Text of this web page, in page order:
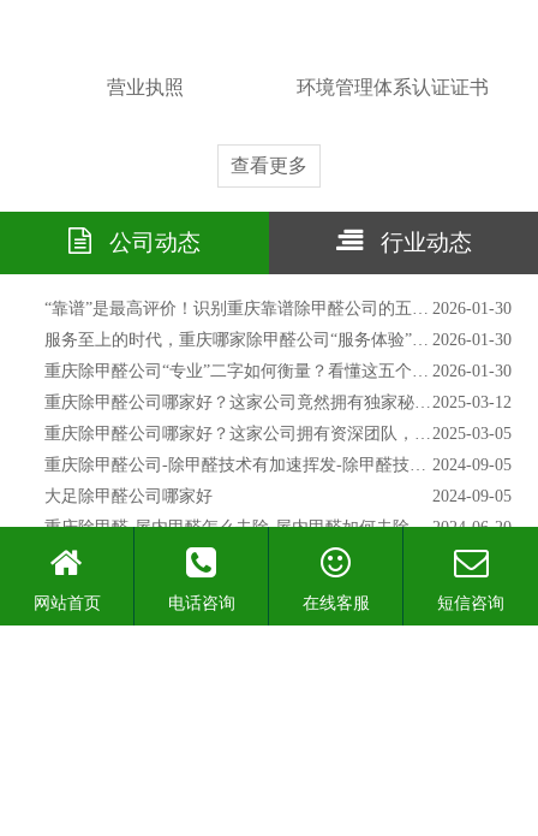
营业执照 环境管理体系认证证书
查看更多
公司动态 行业动态
2026-01-30
“靠谱”是最高评价！识别重庆靠谱除甲醛公司的五大特征
2026-01-30
服务至上的时代，重庆哪家除甲醛公司“服务体验”最好？
2026-01-30
重庆除甲醛公司“专业”二字如何衡量？看懂这五个硬核指标！
2025-03-12
重庆除甲醛公司哪家好？这家公司竟然拥有独家秘籍！
2025-03-05
重庆除甲醛公司哪家好？这家公司拥有资深团队，经验丰富！
2024-09-05
重庆除甲醛公司-除甲醛技术有加速挥发-除甲醛技术有哪些
2024-09-05
大足除甲醛公司哪家好
2024-06-20
重庆除甲醛-屋内甲醛怎么去除-屋内甲醛如何去除小窍门
2024-06-20
铜梁除甲醛公司-除甲醛器排出的气对人有毒吗?-除甲醛器的原理
网站首页 电话咨询 在线客服 短信咨询